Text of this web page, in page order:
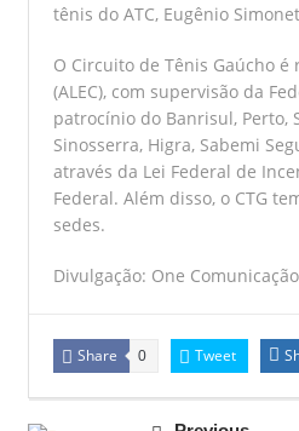
tênis do ATC, Eugênio
O Circuito de Tênis Gaúcho
(ALEC), com supervisão da
patrocínio do Banrisul, Perto,
Sinosserra, Higra, Sabemi
através da Lei Federal de
Federal. Além disso, o CTG
sedes.
Divulgação: One Comunicação
Share 0 Tweet